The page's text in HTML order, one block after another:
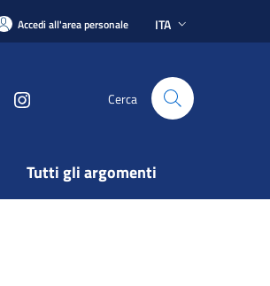
Accedi all'area personale ITA
Cerca
Tutti gli argomenti